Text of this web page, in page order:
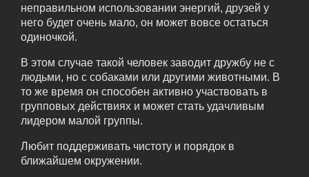
неправильном использовании энергий, друзей у
него будет очень мало, он может вовсе остаться
одиночкой.
В этом случае такой человек заводит дружбу не с
людьми, но с собаками или другими животными. В
то же время он способен активно участвовать в
групповых действиях и может стать удачливым
лидером малой группы.
Любит поддерживать чистоту и порядок в
ближайшем окружении.